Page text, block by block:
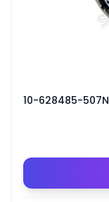
10-628485-507N